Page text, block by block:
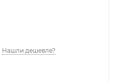
Нашли дешевле?